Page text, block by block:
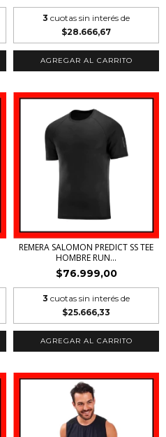
3 cuotas sin interés de
$28.666,67
AGREGAR AL CARRITO
REMERA SALOMON PREDICT SS TEE
HOMBRE RUN...
$76.999,00
3 cuotas sin interés de
$25.666,33
AGREGAR AL CARRITO